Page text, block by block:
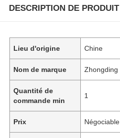
DESCRIPTION DE PRODUIT
Lieu d'origine Chine
Nom de marque Zhongding
Quantité de
commande min
1
Prix Négociable